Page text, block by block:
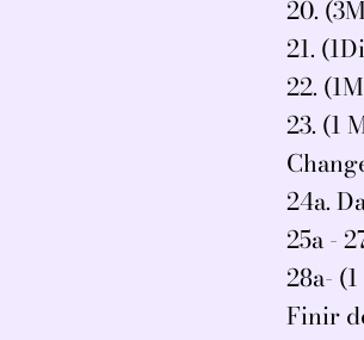
20.
21.
22.
23. (1
24a.
25a -
28a-
Finir